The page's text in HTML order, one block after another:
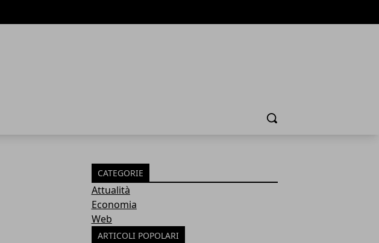
Cerca
CATEGORIE
Attualità
Economia
Web
ARTICOLI POPOLARI